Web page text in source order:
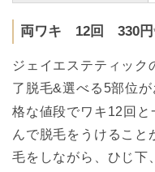
両ワキ 12回 330円
ジェイエステティック
了脱毛&選べる5部位
格な値段でワキ12回
んで脱毛をうけること
毛をしながら、ひじ下